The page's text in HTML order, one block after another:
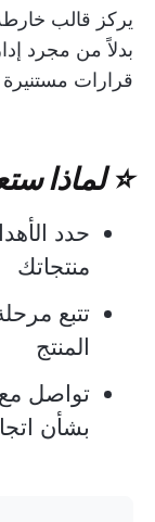
يركز قالب
بدلاً من مجرد
قرارات
⭐ لماذا
حدد
منتجاتك
تتبع
المنتج
تواصل
بشأن